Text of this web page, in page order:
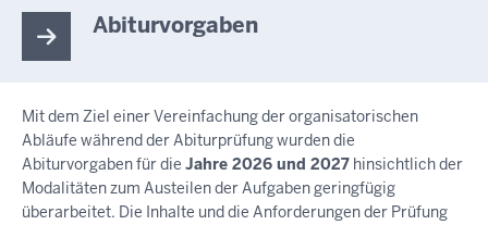
Abiturvorgaben
Mit dem Ziel einer Vereinfachung der organisatorischen
Abläufe während der Abiturprüfung wurden die
Abiturvorgaben für die Jahre 2026 und 2027 hinsichtlich der
Modalitäten zum Austeilen der Aufgaben geringfügig
überarbeitet. Die Inhalte und die Anforderungen der Prüfung